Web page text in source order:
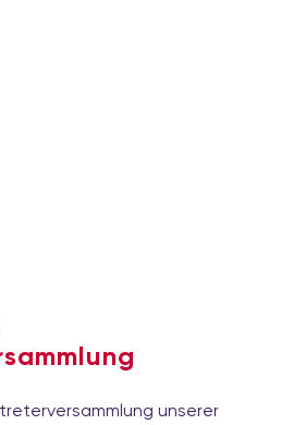
unserer